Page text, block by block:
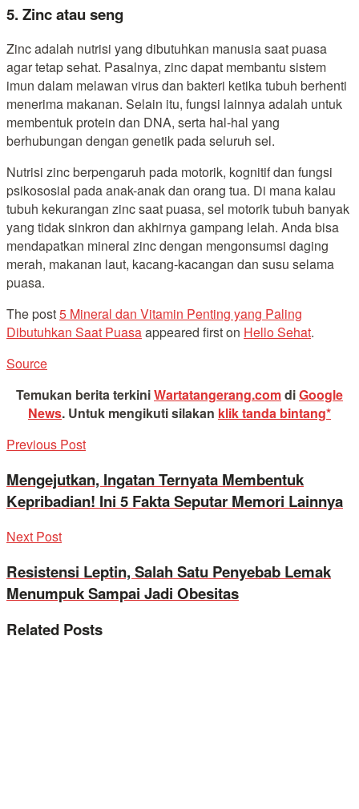
5. Zinc atau seng
Zinc adalah nutrisi yang dibutuhkan manusia saat puasa
agar tetap sehat. Pasalnya, zinc dapat membantu sistem
imun dalam melawan virus dan bakteri ketika tubuh berhenti
menerima makanan. Selain itu, fungsi lainnya adalah untuk
membentuk protein dan DNA, serta hal-hal yang
berhubungan dengan genetik pada seluruh sel.
Nutrisi zinc berpengaruh pada motorik, kognitif dan fungsi
psikososial pada anak-anak dan orang tua. Di mana kalau
tubuh kekurangan zinc saat puasa, sel motorik tubuh banyak
yang tidak sinkron dan akhirnya gampang lelah. Anda bisa
mendapatkan mineral zinc dengan mengonsumsi daging
merah, makanan laut, kacang-kacangan dan susu selama
puasa.
The post5 Mineral dan Vitamin Penting yang Paling
Dibutuhkan Saat Puasaappeared first on Hello Sehat.
Source
Temukan berita terkiniWartatangerang.comdiGoogle
News. Untuk mengikuti silakan klik tanda bintang*
Previous Post
Mengejutkan, Ingatan Ternyata Membentuk
Kepribadian! Ini 5 Fakta Seputar Memori Lainnya
Next Post
Resistensi Leptin, Salah Satu Penyebab Lemak
Menumpuk Sampai Jadi Obesitas
Related Posts